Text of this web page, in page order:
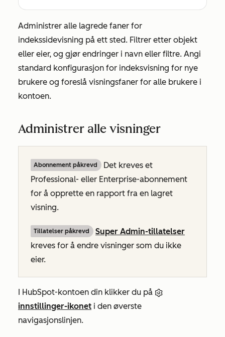
Administrer alle lagrede faner for
indekssidevisning på ett sted. Filtrer etter objekt
eller eier, og gjør endringer i navn eller filtre. Angi
standard konfigurasjon for indeksvisning for nye
brukere og foreslå visningsfaner for alle brukere i
kontoen.
Administrer alle visninger
Abonnement påkrevd
Det kreves et
Professional- eller Enterprise-abonnement
for å opprette en rapport fra en lagret
visning.
Tillatelser påkrevd
Super Admin-tillatelser
kreves for å endre visninger som du ikke
eier.
I HubSpot-kontoen din klikker du på
innstillinger-ikonet i den øverste
navigasjonslinjen.